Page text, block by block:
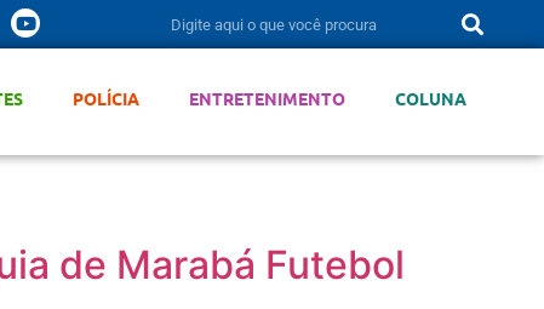
POLÍCIA ENTRETENIMENTO COLUNA
de Marabá Futebol